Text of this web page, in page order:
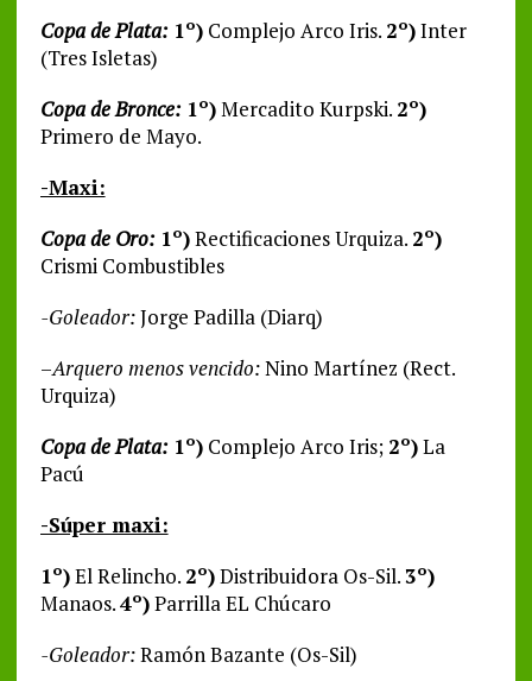
Copa de Plata:1º)Complejo Arco Iris. 2º)Inter
(Tres Isletas)
Copa de Bronce:1º)Mercadito Kurpski. 2º)
Primero de Mayo.
-Maxi:
Copa de Oro:1º)Rectificaciones Urquiza. 2º)
Crismi Combustibles
-Goleador:Jorge Padilla (Diarq)
–Arquero menos vencido:Nino Martínez (Rect.
Urquiza)
Copa de Plata:1º)Complejo Arco Iris; 2º)La
Pacú
-Súper maxi:
1º)El Relincho. 2º)Distribuidora Os-Sil.3º)
Manaos.4º)Parrilla EL Chúcaro
-Goleador:Ramón Bazante (Os-Sil)